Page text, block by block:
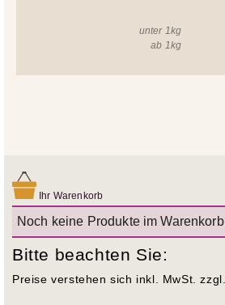
unter 1kg
ab 1kg
Ihr Warenkorb
Noch keine Produkte im Warenkorb
Bitte beachten Sie:
Preise verstehen sich inkl. MwSt. zzgl.